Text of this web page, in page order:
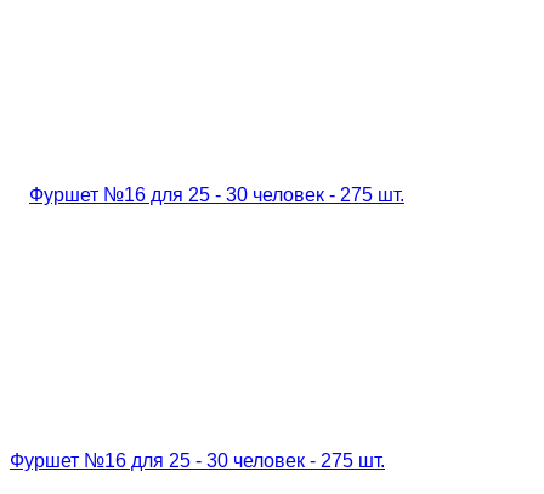
Фуршет №16 для 25 - 30 человек - 275 шт.